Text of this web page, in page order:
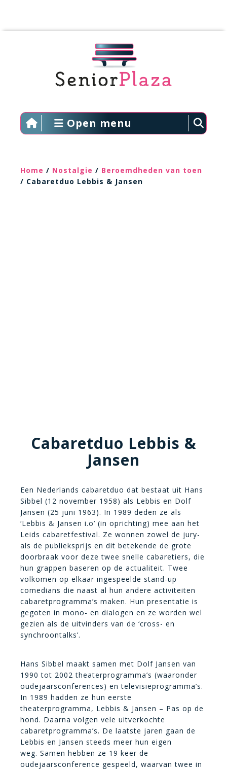
Open menu
Home / Nostalgie / Beroemdheden van toen
/ Cabaretduo Lebbis & Jansen
Cabaretduo Lebbis &
Jansen
Een Nederlands cabaretduo dat bestaat uit Hans
Sibbel (12 november 1958) als Lebbis en Dolf
Jansen (25 juni 1963). In 1989 deden ze als
‘Lebbis & Jansen i.o’ (in oprichting) mee aan het
Leids cabaretfestival. Ze wonnen zowel de jury-
als de publieksprijs en dit betekende de grote
doorbraak voor deze twee snelle cabaretiers, die
hun grappen baseren op de actualiteit. Twee
volkomen op elkaar ingespeelde stand-up
comedians die naast al hun andere activiteiten
cabaretprogramma’s maken. Hun presentatie is
gegoten in mono- en dialogen en ze worden wel
gezien als de uitvinders van de ‘cross- en
synchroontalks’.
Hans Sibbel maakt samen met Dolf Jansen van
1990 tot 2002 theaterprogramma’s (waaronder
oudejaarsconferences) en televisieprogramma’s.
In 1989 hadden ze hun eerste
theaterprogramma, Lebbis & Jansen – Pas op de
hond. Daarna volgen vele uitverkochte
cabaretprogramma’s. De laatste jaren gaan de
Lebbis en Jansen steeds meer hun eigen
weg. Samen hebben ze 19 keer de
oudejaarsconference gespeeld, waarvan twee in